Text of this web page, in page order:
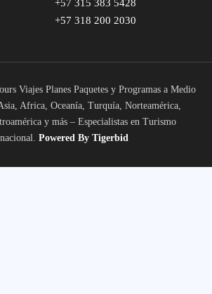
+57 315 383 5428
+57 318 200 2030
Viajes Planes Paquetes y Programas a Medio
Africa, Oceanía, Turquía, Norteamérica,
y más – Especialistas en Turismo
Powered By Tigerbid